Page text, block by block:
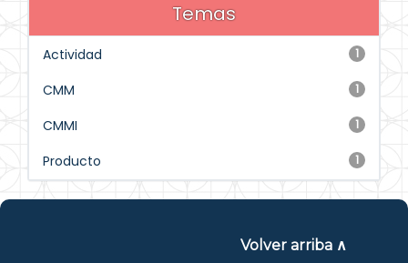
Temas
1
Actividad
1
CMM
1
CMMI
1
Producto
Volver arriba ∧